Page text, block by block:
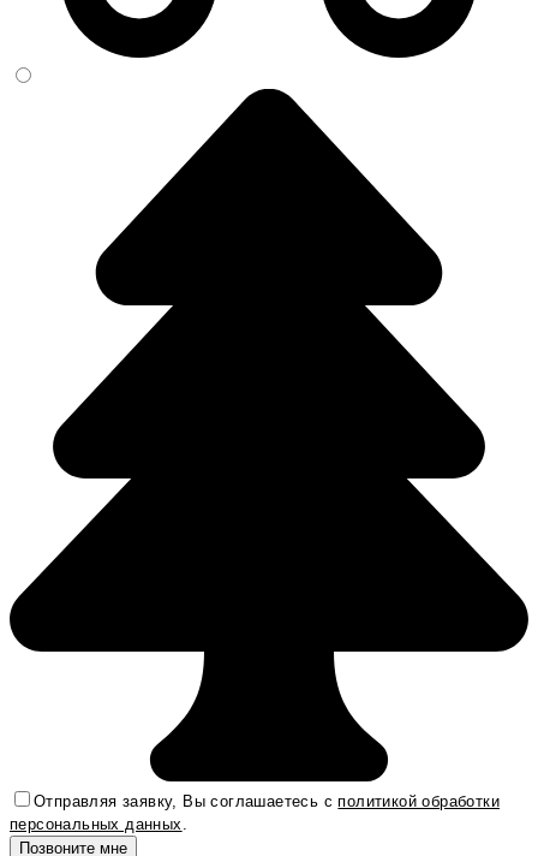
Отправляя заявку, Вы соглашаетесь сполитикой обработки
персональных данных